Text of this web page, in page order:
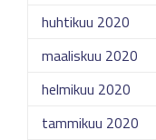
huhtikuu 2020
maaliskuu 2020
helmikuu 2020
tammikuu 2020